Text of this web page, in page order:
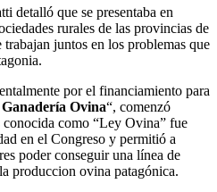
detalló que se presentaba en
rurales de las provincias de
juntos en los problemas que
por el financiamiento para
Ovina“, comenzó
como “Ley Ovina” fue
en el Congreso y permitió a
poder conseguir una línea de
produccion ovina patagónica.